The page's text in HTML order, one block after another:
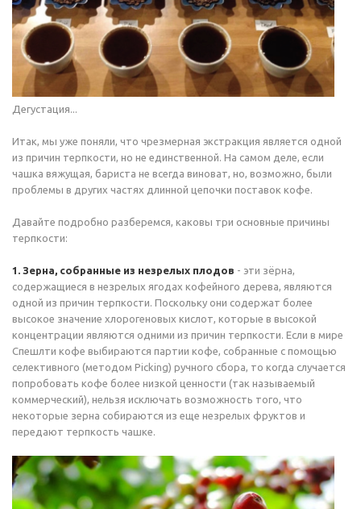
Дегустация...
Итак, мы уже поняли, что чрезмерная экстракция является одной
из причин терпкости, но не единственной. На самом деле, если
чашка вяжущая, бариста не всегда виноват, но, возможно, были
проблемы в других частях длинной цепочки поставок кофе.
Давайте подробно разберемся, каковы три основные причины
терпкости:
1. Зерна, собранные из незрелых плодов - эти зёрна,
содержащиеся в незрелых ягодах кофейного дерева, являются
одной из причин терпкости. Поскольку они содержат более
высокое значение хлорогеновых кислот, которые в высокой
концентрации являются одними из причин терпкости. Если в мире
Спешлти кофе выбираются партии кофе, собранные с помощью
селективного (методом Picking) ручного сбора, то когда случается
попробовать кофе более низкой ценности (так называемый
коммерческий), нельзя исключать возможность того, что
некоторые зерна собираются из еще незрелых фруктов и
передают терпкость чашке.